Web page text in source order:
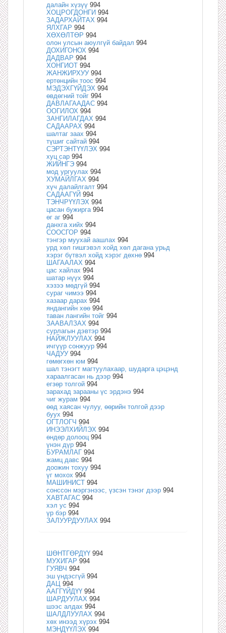
далайн хүзүү 994
ХОЦРОГДОНГИ 994
ЗАДАРХАЙТАХ 994
ЯЛХГАР 994
ХӨХӨЛТӨР 994
олон улсын аюулгүй байдал 994
ДОХИГОНОХ 994
ДАДВАР 994
ХОНГИОТ 994
ЖАНЖИРХУУ 994
ертөнцийн тоос 994
МЭДЭХГҮЙДЭХ 994
өвдөгний тойг 994
ДАВЛАГААДАС 994
ООГИЛОХ 994
ЗАНГИЛАГДАХ 994
САДААРАХ 994
шалтаг заах 994
түшиг сайтай 994
СЭРТЭНТҮҮЛЭХ 994
хуц сар 994
ЖИЙНГЭ 994
мод ургуулах 994
ХУМАЙЛГАХ 994
хүч далайлгалт 994
САДААГҮЙ 994
ТЭНЧРҮҮЛЭХ 994
цасан бужирга 994
өг аг 994
данхга хийх 994
СООСГОР 994
тэнгэр муухай аашлах 994
урд хөл гишгэвэл хойд хөл дагана урьд
хэрэг бүтвэл хойд хэрэг дөхнө 994
ШАГААЛАХ 994
цас хайлах 994
шатар нүүх 994
хэзээ мөдгүй 994
сураг чимээ 994
хазаар дарах 994
яндангийн хөө 994
таван лангийн тойг 994
ЗААВАЛЗАХ 994
сурлагын дэвтэр 994
НАЙЖЛУУЛАХ 994
ичгүүр сонжуур 994
ЧАДУУ 994
гөмөгхөн юм 994
шал тэнэгт магтуулахаар, шударга цэцэнд
хараалгасан нь дээр 994
егзөр толгой 994
зарахад зарааны үс эрдэнэ 994
чиг журам 994
өөд хаясан чулуу, өөрийн толгой дээр
буух 994
ОГТЛОГЧ 994
ИНЭЭЛХИЙЛЭХ 994
өндөр долооц 994
үнэн дүр 994
БУРАМЛАГ 994
жамц давс 994
доожин тохуу 994
үг мохох 994
МАШИНИСТ 994
сонссон мэргэнээс, үзсэн тэнэг дээр 994
ХАВТАГАС 994
хэл ус 994
үр бэр 994
ЗАЛУУРДУУЛАХ 994
ШӨНТГӨРДҮҮ 994
МУХИГАР 994
ГУЯВЧ 994
эш үндэсгүй 994
ДАЦ 994
ААГГҮЙДҮҮ 994
ШАРДУУЛАХ 994
шээс алдах 994
ШАЛДЛУУЛАХ 994
хөх инээд хүрэх 994
МЭНДҮҮЛЭХ 994